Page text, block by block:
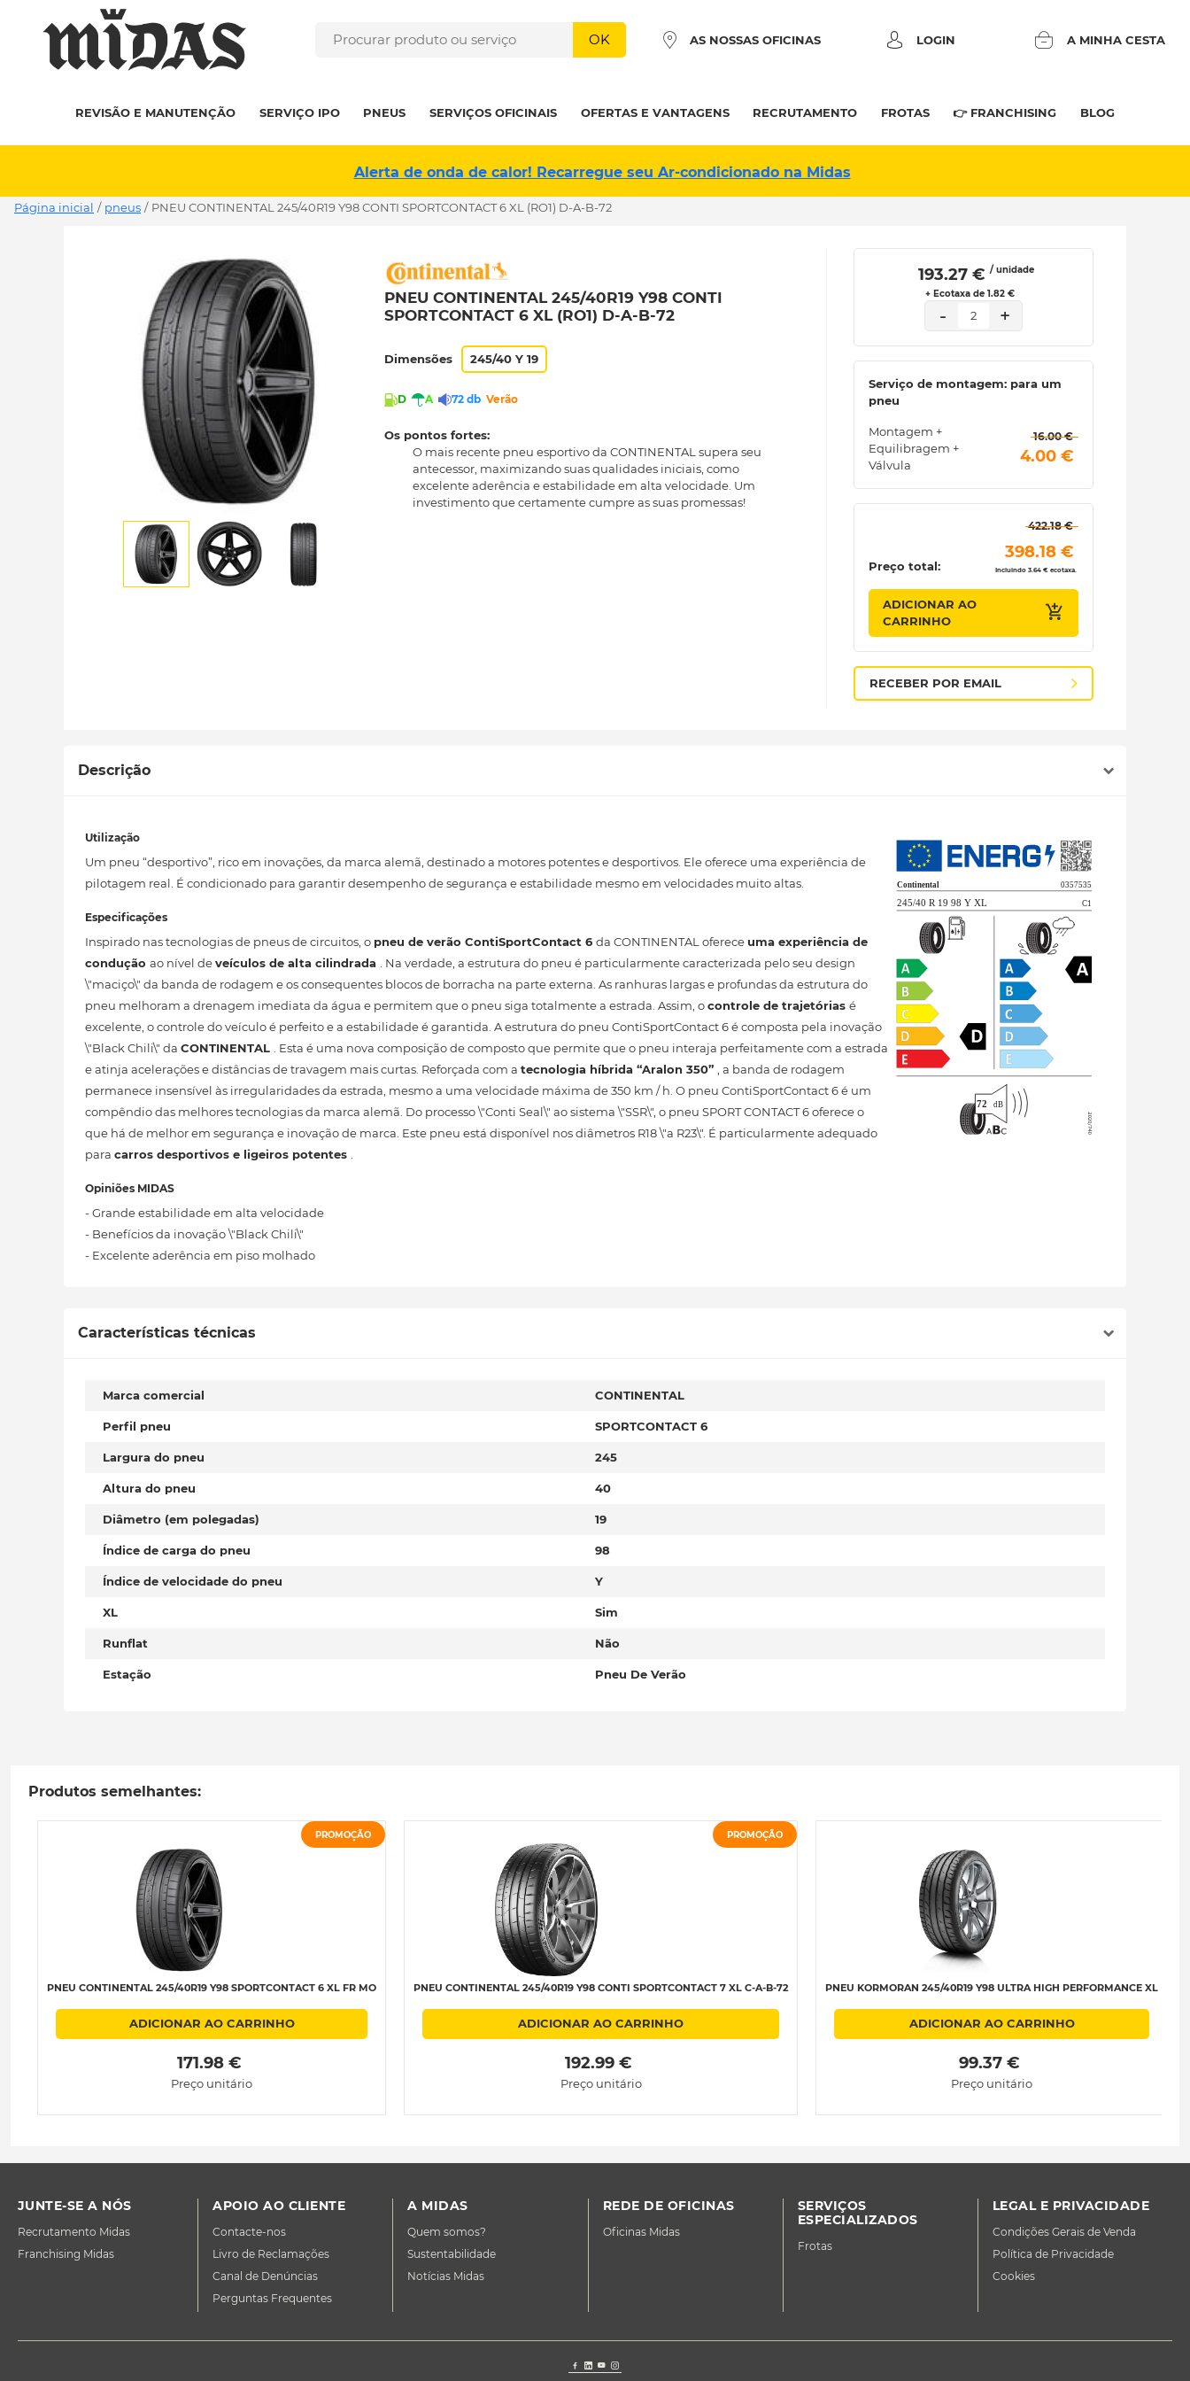
OK AS NOSSAS OFICINAS LOGIN A MINHA CESTA
REVISÃO E MANUTENÇÃO SERVIÇO IPO PNEUS SERVIÇOS OFICINAIS OFERTAS E VANTAGENS RECRUTAMENTO FROTAS 👉 FRANCHISING BLOG
Alerta de onda de calor! Recarregue seu Ar-condicionado na Midas
Página inicial / pneus / PNEU CONTINENTAL 245/40R19 Y98 CONTI SPORTCONTACT 6 XL (RO1) D-A-B-72
PNEU CONTINENTAL 245/40R19 Y98 CONTI
SPORTCONTACT 6 XL (RO1) D-A-B-72
Dimensões 245/40 Y 19
D A 72 db Verão
Os pontos fortes:
O mais recente pneu esportivo da CONTINENTAL supera seu
antecessor, maximizando suas qualidades iniciais, como
excelente aderência e estabilidade em alta velocidade. Um
investimento que certamente cumpre as suas promessas!
193.27 € / unidade
+ Ecotaxa de 1.82 €
- 2 +
Serviço de montagem: para um
pneu
Montagem +
Equilibragem +
Válvula
16.00 €
4.00 €
Preço total:
422.18 €
398.18 €
Incluindo 3.64 € ecotaxa.
ADICIONAR AO
CARRINHO
RECEBER POR EMAIL
Descrição
Utilização
Um pneu “desportivo”, rico em inovações, da marca alemã, destinado a motores potentes e desportivos. Ele oferece uma experiência de
pilotagem real. É condicionado para garantir desempenho de segurança e estabilidade mesmo em velocidades muito altas.
Especificações
Inspirado nas tecnologias de pneus de circuitos, o pneu de verão ContiSportContact 6 da CONTINENTAL oferece uma experiência de
condução ao nível deveículos de alta cilindrada
. Na verdade, a estrutura do pneu é particularmente caracterizada pelo seu design
\"maciço\" da banda de rodagem e os consequentes blocos de borracha na parte externa. As ranhuras largas e profundas da estrutura do
pneu melhoram a drenagem imediata da água e permitem que o pneu siga totalmente a estrada. Assim, ocontrole de trajetórias é
excelente, o controle do veículo é perfeito e a estabilidade é garantida. A estrutura do pneu ContiSportContact 6 é composta pela inovação
\"Black Chili\" da CONTINENTAL
. Esta é uma nova composição de composto que permite que o pneu interaja perfeitamente com a estrada
e atinja acelerações e distâncias de travagem mais curtas. Reforçada com a tecnologia híbrida “Aralon 350”
, a banda de rodagem
permanece insensível às irregularidades da estrada, mesmo a uma velocidade máxima de 350 km / h. O pneu ContiSportContact 6 é um
compêndio das melhores tecnologias da marca alemã. Do processo \"Conti Seal\" ao sistema \"SSR\", o pneu SPORT CONTACT 6 oferece o
que há de melhor em segurança e inovação de marca. Este pneu está disponível nos diâmetros R18 \"a R23\". É particularmente adequado
para carros desportivos e ligeiros potentes
Opiniões MIDAS
- Grande estabilidade em alta velocidade
- Benefícios da inovação \"Black Chili\"
- Excelente aderência em piso molhado
Características técnicas
Marca comercial CONTINENTAL
Perfil pneu SPORTCONTACT 6
Largura do pneu 245
Altura do pneu 40
Diâmetro (em polegadas) 19
Índice de carga do pneu 98
Índice de velocidade do pneu Y
XL Sim
Runflat Não
Estação Pneu De Verão
Produtos semelhantes:
PROMOÇÃO
PNEU CONTINENTAL 245/40R19 Y98 SPORTCONTACT 6 XL FR MO
ADICIONAR AO CARRINHO
171.98 €
Preço unitário
PROMOÇÃO
PNEU CONTINENTAL 245/40R19 Y98 CONTI SPORTCONTACT 7 XL C-A-B-72
ADICIONAR AO CARRINHO
192.99 €
Preço unitário
PNEU KORMORAN 245/40R19 Y98 ULTRA HIGH PERFORMANCE XL
ADICIONAR AO CARRINHO
99.37 €
Preço unitário
JUNTE-SE A NÓS
Recrutamento Midas
Franchising Midas
APOIO AO CLIENTE
Contacte-nos
Livro de Reclamações
Canal de Denúncias
Perguntas Frequentes
A MIDAS
Quem somos?
Sustentabilidade
Notícias Midas
REDE DE OFICINAS
Oficinas Midas
SERVIÇOS
ESPECIALIZADOS
Frotas
LEGAL E PRIVACIDADE
Condições Gerais de Venda
Política de Privacidade
Cookies